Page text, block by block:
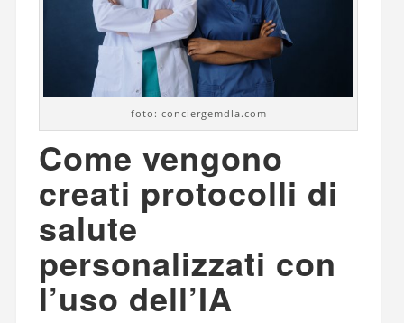
foto: conciergemdla.com
Come vengono
creati protocolli di
salute
personalizzati con
l’uso dell’IA